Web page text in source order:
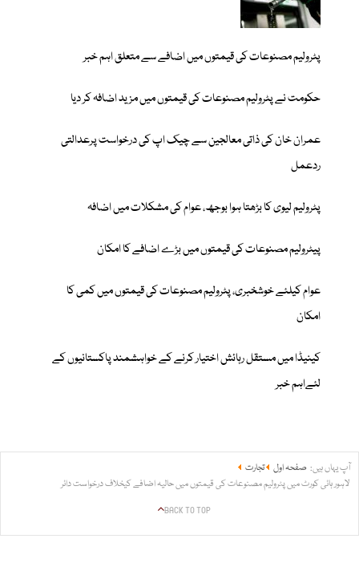
پٹرولیم مصنوعات کی قیمتوں میں اضافے سے متعلق اہم خبر
حکومت نے پٹرولیم مصنوعات کی قیمتوں میں مزید اضافہ کر دیا
عمران خان کی ذاتی معالجین سے چیک اپ کی درخواست پرعدالتی
ردعمل
پٹرولیم لیوی کا بڑھتا ہوا بوجھ، عوام کی مشکلات میں اضافہ
پیٹرولیم مصنوعات کی قیمتوں میں بڑے اضافے کا امکان
عوام کیلئے خوشخبری، پٹرولیم مصنوعات کی قیمتوں میں کمی کا
امکان
کینیڈا میں مستقل رہائش اختیار کرنے کے خواہشمند پاکستانیوں کے
لئےاہم خبر
آپ یہاں ہیں: صفحہ اول
تجارت
لاہور ہائی کورٹ میں پٹرولیم مصنوعات کی قیمتوں میں حالیہ اضافے کیخلاف درخواست دائر
BACK TO TOP